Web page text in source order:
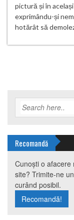
pictură și în
exprimându-și
hotărât să
Recomandă
Cunoști o
site? Trimite-ne
curând posibil.
Recomandă!